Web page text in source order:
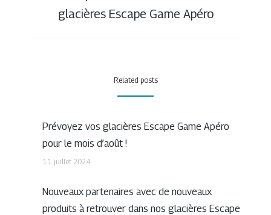
suivant
glacières Escape Game Apéro
Related posts
Prévoyez vos glacières Escape Game Apéro
pour le mois d’août !
11 juillet 2024
Nouveaux partenaires avec de nouveaux
produits à retrouver dans nos glacières Escape